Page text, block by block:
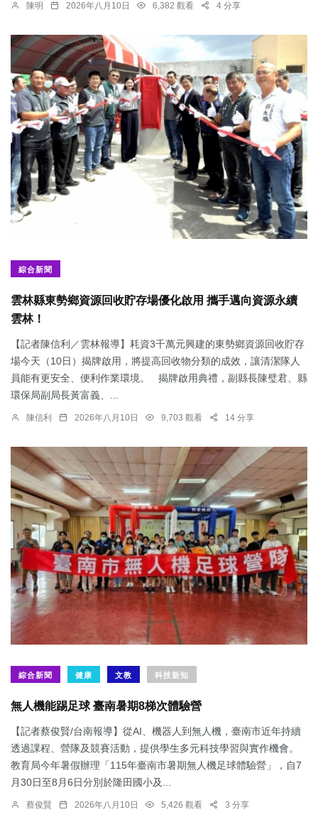
陳明 2026年八月10日 6,382 觀看 4 分享
綜合新聞
雲林縣東勢鄉資源回收貯存場優化啟用 攜手邁向資源永續
雲林！
【記者陳信利／雲林報導】耗資3千萬元興建的東勢鄉資源回收貯存
場今天（10日）揭牌啟用，將提高回收物分類的成效，讓清潔隊人
員能有更安全、便利作業環境。 揭牌啟用典禮，副縣長陳璧君、縣
環保局副局長黃富義、...
陳信利 2026年八月10日 9,703 觀看 14 分享
綜合新聞 健康 文教 科技新知
無人機能踢足球 臺南暑期8梯次體驗營
【記者蔡俊賢/台南報導】從AI、機器人到無人機，臺南市近年持續
透過課程、營隊及競賽活動，提供學生多元科技學習與實作機會。
教育局今年暑假辦理「115年臺南市暑期無人機足球體驗營」，自7
月30日至8月6日分別於隆田國小及...
蔡俊賢 2026年八月10日 5,426 觀看 3 分享